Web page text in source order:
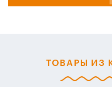
ТОВАРЫ ИЗ